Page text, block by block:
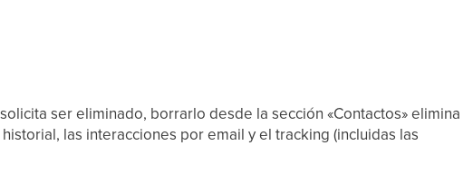
ser eliminado, borrarlo desde la sección «Contactos» elimina
las interacciones por email y el tracking (incluidas las